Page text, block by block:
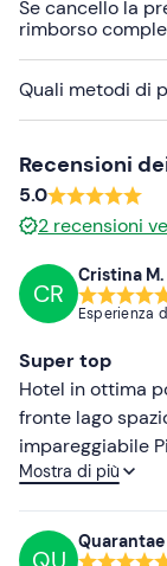
Sono
indicati nell'e-
comunicare
In loco è
ritrovonon è
Non
Costume da
Se cancello la
rimborso
Quali metodi di
Recensioni
5.0
2 recensioni
CR
Cristina M.
Esperienza
Super top
Hotel in ottima
fronte lago
impareggiabile
rilassante.
soddisfare le
Mostra di più
Quarantae